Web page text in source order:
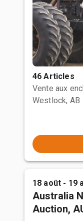
46 Articles
Vente aux
Westlock, AB
18 août - 19
Australia
Auction,